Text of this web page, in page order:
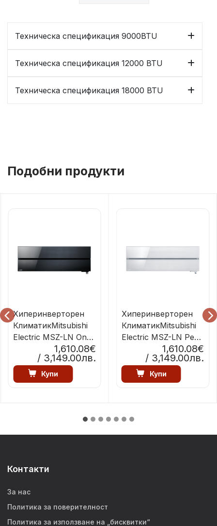
Техническа спецификация 9000BTU
Техническа спецификация 12000 BTU
Техническа спецификация 18000 BTU
Подобни продукти
1,610.08€
/ 3,149.00лв.
Хиперинверторен
КлиматикMitsubishi
Electric MSZ-LN Onyx
Купи
1,610.08€
/ 3,149.00лв.
Хиперинверторен
КлиматикMitsubishi
Electric MSZ-LN Pearl
Купи
Контакти
За нас
Политика за поверителност
Политика за използване на „бисквитки“